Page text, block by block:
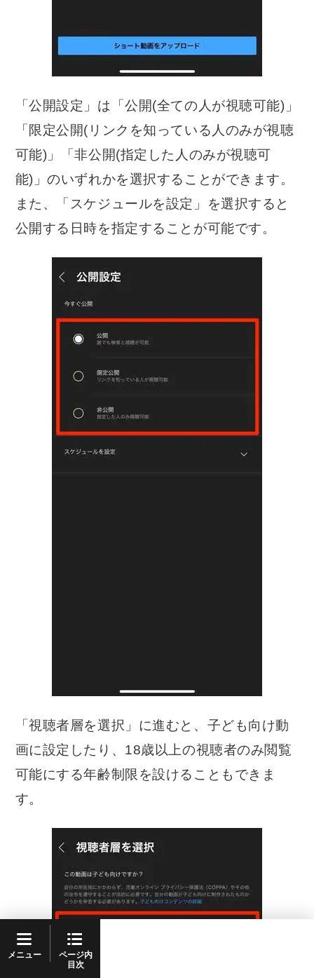
「公開設定」は「公開(全ての人が視聴可能)」
「限定公開(リンクを知っている人のみが視聴
可能)」「非公開(指定した人のみが視聴可
能)」のいずれかを選択することができます。
また、「スケジュールを設定」を選択すると
公開する日時を指定することが可能です。
「視聴者層を選択」に進むと、子ども向け動
画に設定したり、18歳以上の視聴者のみ閲覧
可能にする年齢制限を設けることもできま
す。
メニュー
ページ内
目次